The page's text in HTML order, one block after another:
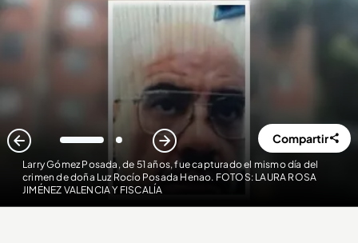
Larry Gómez Posada, de 51 años, fue capturado el mismo día del
crimen de doña Luz Rocío Posada Henao. FOTOS: LAURA ROSA
JIMÉNEZ VALENCIA Y FISCALÍA
1 2 Compartir